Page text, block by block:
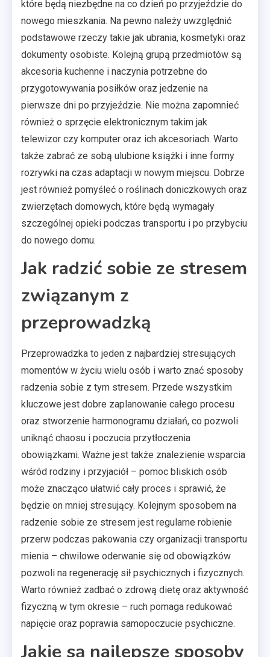
które będą niezbędne na co dzień po przyjeździe do
nowego mieszkania. Na pewno należy uwzględnić
podstawowe rzeczy takie jak ubrania, kosmetyki oraz
dokumenty osobiste. Kolejną grupą przedmiotów są
akcesoria kuchenne i naczynia potrzebne do
przygotowywania posiłków oraz jedzenie na
pierwsze dni po przyjeździe. Nie można zapomnieć
również o sprzęcie elektronicznym takim jak
telewizor czy komputer oraz ich akcesoriach. Warto
także zabrać ze sobą ulubione książki i inne formy
rozrywki na czas adaptacji w nowym miejscu. Dobrze
jest również pomyśleć o roślinach doniczkowych oraz
zwierzętach domowych, które będą wymagały
szczególnej opieki podczas transportu i po przybyciu
do nowego domu.
Jak radzić sobie ze stresem
związanym z
przeprowadzką
Przeprowadzka to jeden z najbardziej stresujących
momentów w życiu wielu osób i warto znać sposoby
radzenia sobie z tym stresem. Przede wszystkim
kluczowe jest dobre zaplanowanie całego procesu
oraz stworzenie harmonogramu działań, co pozwoli
uniknąć chaosu i poczucia przytłoczenia
obowiązkami. Ważne jest także znalezienie wsparcia
wśród rodziny i przyjaciół – pomoc bliskich osób
może znacząco ułatwić cały proces i sprawić, że
będzie on mniej stresujący. Kolejnym sposobem na
radzenie sobie ze stresem jest regularne robienie
przerw podczas pakowania czy organizacji transportu
mienia – chwilowe oderwanie się od obowiązków
pozwoli na regenerację sił psychicznych i fizycznych.
Warto również zadbać o zdrową dietę oraz aktywność
fizyczną w tym okresie – ruch pomaga redukować
napięcie oraz poprawia samopoczucie psychiczne.
Jakie są najlepsze sposoby